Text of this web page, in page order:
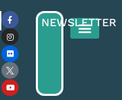
NEWSLETTER